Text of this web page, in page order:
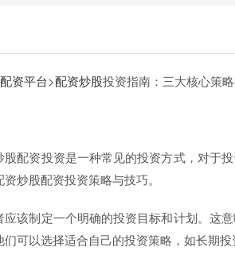
资平台>配资炒股投资指南：三大核心策
股配资投资是一种常见的投资方式，对于
炒股配资投资策略与技巧。
应该制定一个明确的投资目标和计划。这
们可以选择适合自己的投资策略，如长期投